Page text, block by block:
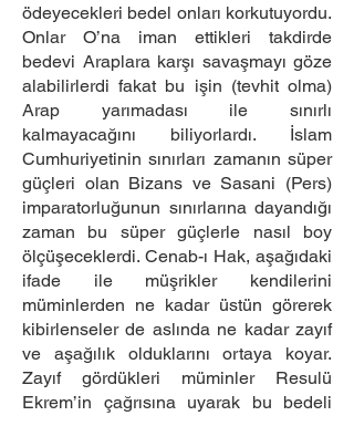
ödeyecekleri bedel onları korkutuyordu.
Onlar O’na iman ettikleri takdirde
bedevi Araplara karşı savaşmayı göze
alabilirlerdi fakat bu işin (tevhit olma)
Arap yarımadası ile sınırlı
kalmayacağını biliyorlardı. İslam
Cumhuriyetinin sınırları zamanın süper
güçleri olan Bizans ve Sasani (Pers)
imparatorluğunun sınırlarına dayandığı
zaman bu süper güçlerle nasıl boy
ölçüşeceklerdi. Cenab-ı Hak, aşağıdaki
ifade ile müşrikler kendilerini
müminlerden ne kadar üstün görerek
kibirlenseler de aslında ne kadar zayıf
ve aşağılık olduklarını ortaya koyar.
Zayıf gördükleri müminler Resulü
Ekrem’in çağrısına uyarak bu bedeli